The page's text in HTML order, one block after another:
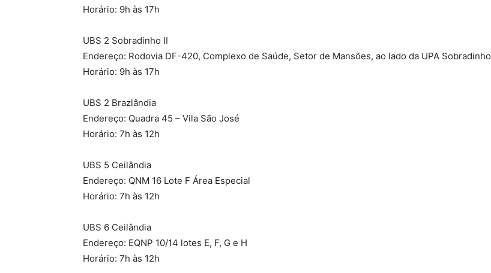
Horário: 9h às 17h
UBS 2 Sobradinho II
Endereço: Rodovia DF-420, Complexo de Saúde, Setor de Mansões, ao lado da UPA Sobradinho
Horário: 9h às 17h
UBS 2 Brazlândia
Endereço: Quadra 45 – Vila São José
Horário: 7h às 12h
UBS 5 Ceilândia
Endereço: QNM 16 Lote F Área Especial
Horário: 7h às 12h
UBS 6 Ceilândia
Endereço: EQNP 10/14 lotes E, F, G e H
Horário: 7h às 12h